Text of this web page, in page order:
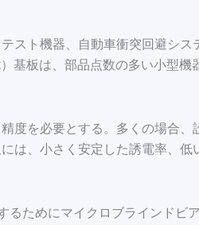
スト機器、自動車衝突回避シ
基板は、部品点数の多い小型
度を必要とする。多くの場合
は、小さく安定した誘電率、
るためにマイクロブラインドビ